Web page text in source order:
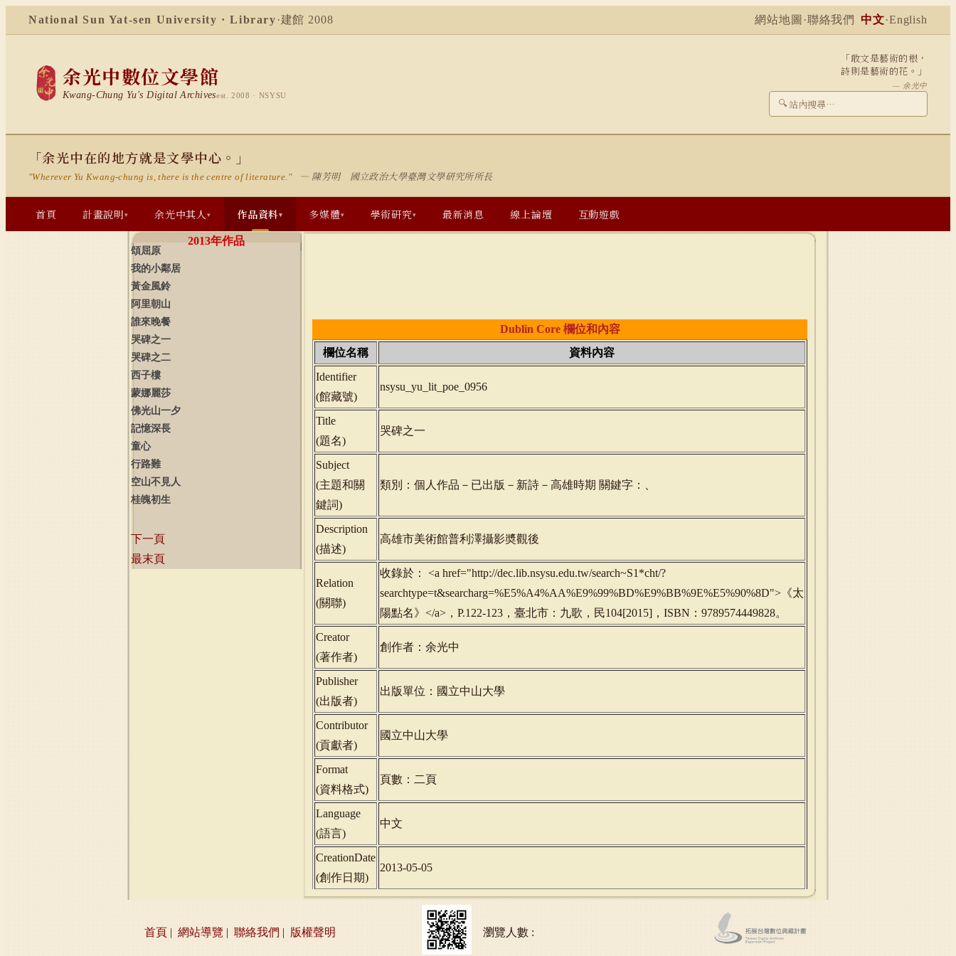
National Sun Yat-sen University · Library ·建館 2008 網站地圖 ·聯絡我們 中文·English
余光中數位文學館
Kwang-Chung Yu's Digital Archivesest. 2008 · NSYSU
「敢文是藝術的根，
詩則是藝術的花。」
— 余光中
🔍
「余光中在的地方就是文學中心。」
"Wherever Yu Kwang-chung is, there is the centre of literature." — 陳芳明 國立政治大學臺灣文學研究所所長
首頁 計畫說明▾ 余光中其人▾ 作品資料▾ 多媒體▾ 學術研究▾ 最新消息 線上論壇 互動遊戲
2013年作品
頌屈原
我的小鄰居
黃金風鈴
阿里朝山
誰來晚餐
哭碑之一
哭碑之二
西子樓
蒙娜麗莎
佛光山一夕
記憶深長
童心
行路難
空山不見人
桂魄初生
下一頁
最末頁
Dublin Core欄位和內容
欄位名稱
資料內容
Identifier
(館藏號)
nsysu_yu_lit_poe_0956
Title
(題名)
哭碑之一
Subject
(主題和關
鍵詞)
類別：個人作品－已出版－新詩－高雄時期 關鍵字：、
Description
(描述)
高雄市美術館普利澤攝影奬觀後
Relation
(關聯)
收錄於： <a href="http://dec.lib.nsysu.edu.tw/search~S1*cht/?
searchtype=t&searcharg=%E5%A4%AA%E9%99%BD%E9%BB%9E%E5%90%8D">《太
陽點名》</a>，P.122-123，臺北市：九歌，民104[2015]，ISBN：9789574449828。
Creator
(著作者)
創作者：余光中
Publisher
(出版者)
出版單位：國立中山大學
Contributor
(貢獻者)
國立中山大學
Format
(資料格式)
頁數：二頁
Language
(語言)
中文
CreationDate
(創作日期)
2013-05-05
首頁 | 網站導覽 | 聯絡我們 | 版權聲明 瀏覽人數 :